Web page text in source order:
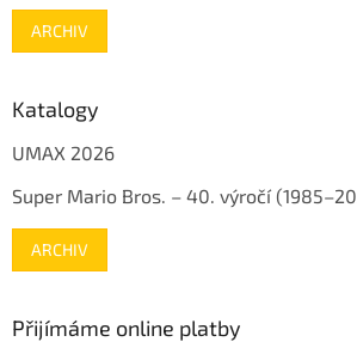
ARCHIV
Katalogy
UMAX 2026
Super Mario Bros. – 40. výročí
ARCHIV
Přijímáme online platby